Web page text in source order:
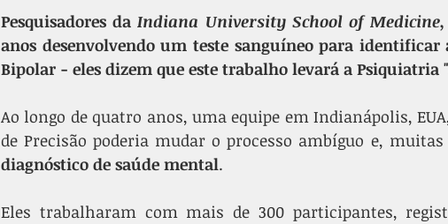
Pesquisadores da Indiana University School of
anos desenvolvendo um teste sanguíneo para identificar
Bipolar - eles dizem que este trabalho levará a Psiquiatria
Ao longo de quatro anos, uma equipe em Indianápolis,
diagnóstico de saúde mental.
Eles trabalharam com mais de 300 participantes,